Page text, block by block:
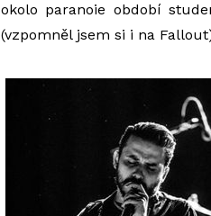
okolo paranoie období
(vzpomněl jsem si i na